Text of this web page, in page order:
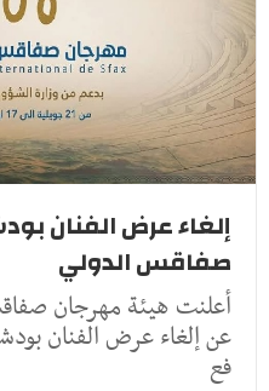
إلغاء عرض الفنان
صفاقس الدولي
أعلنت هيئة مهرجان
عن إلغاء عرض الفنان
فع